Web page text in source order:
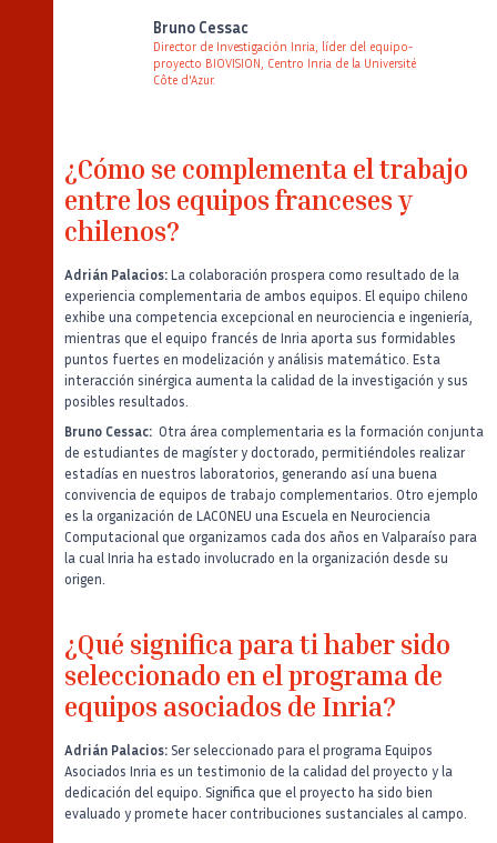
Bruno Cessac
Director de Investigación Inria, líder del equipo-
proyecto BIOVISION, Centro Inria de la Université
Côte d'Azur.
¿Cómo se complementa el trabajo
entre los equipos franceses y
chilenos?
Adrián Palacios: La colaboración prospera como resultado de la
experiencia complementaria de ambos equipos. El equipo chileno
exhibe una competencia excepcional en neurociencia e ingeniería,
mientras que el equipo francés de Inria aporta sus formidables
puntos fuertes en modelización y análisis matemático. Esta
interacción sinérgica aumenta la calidad de la investigación y sus
posibles resultados.
Bruno Cessac: Otra área complementaria es la formación conjunta
de estudiantes de magíster y doctorado, permitiéndoles realizar
estadías en nuestros laboratorios, generando así una buena
convivencia de equipos de trabajo complementarios. Otro ejemplo
es la organización de LACONEU una Escuela en Neurociencia
Computacional que organizamos cada dos años en Valparaíso para
la cual Inria ha estado involucrado en la organización desde su
origen.
¿Qué significa para ti haber sido
seleccionado en el programa de
equipos asociados de Inria?
Adrián Palacios: Ser seleccionado para el programa Equipos
Asociados Inria es un testimonio de la calidad del proyecto y la
dedicación del equipo. Significa que el proyecto ha sido bien
evaluado y promete hacer contribuciones sustanciales al campo.